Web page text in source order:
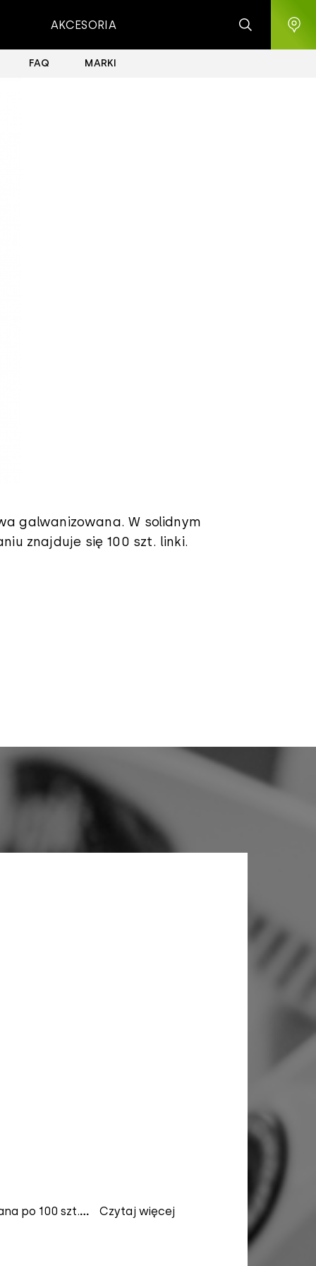
AKCESORIA
FAQ MARKI
galwanizowana. W solidnym
znajduje się 100 szt. linki.
po 100 szt.... Czytaj więcej